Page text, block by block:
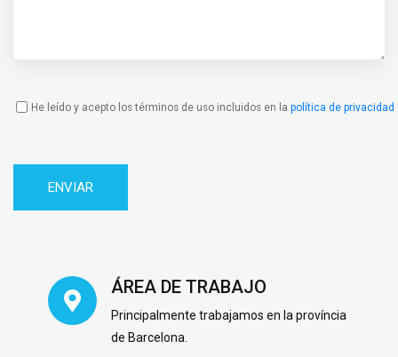
PolíticaHe leído y acepto los términos de uso incluidos en lapolítica de privacidad
ÁREA DE TRABAJO
Principalmente trabajamos en la província
de Barcelona.